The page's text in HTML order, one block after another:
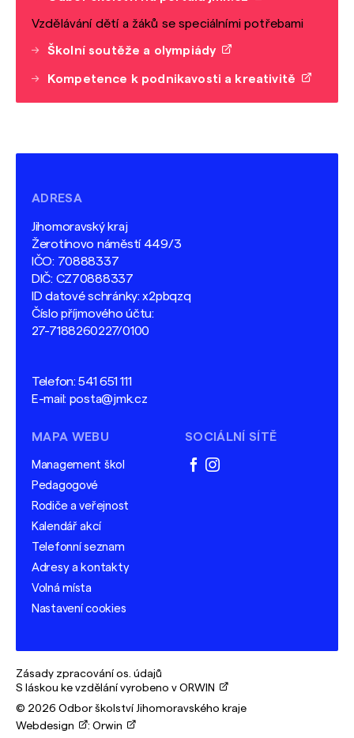
Vzdělávání dětí a žáků se speciálními potřebami
Školní soutěže a olympiády
Kompetence k podnikavosti a kreativitě
ADRESA
Jihomoravský kraj
Žerotínovo náměstí 449/3
IČO: 70888337
DIČ: CZ70888337
ID datové schránky: x2pbqzq
Číslo příjmového účtu:
27-7188260227/0100
Telefon:541 651 111
E-mail: posta@jmk.cz
MAPA WEBU
Management škol
Pedagogové
Rodiče a veřejnost
Kalendář akcí
Telefonní seznam
Adresy a kontakty
Volná místa
Nastavení cookies
SOCIÁLNÍ SÍTĚ
facebook
instagram
Zásady zpracování os. údajů
S láskou ke vzdělání vyrobeno v ORWIN
© 2026 Odbor školství Jihomoravského kraje
Webdesign
: Orwin